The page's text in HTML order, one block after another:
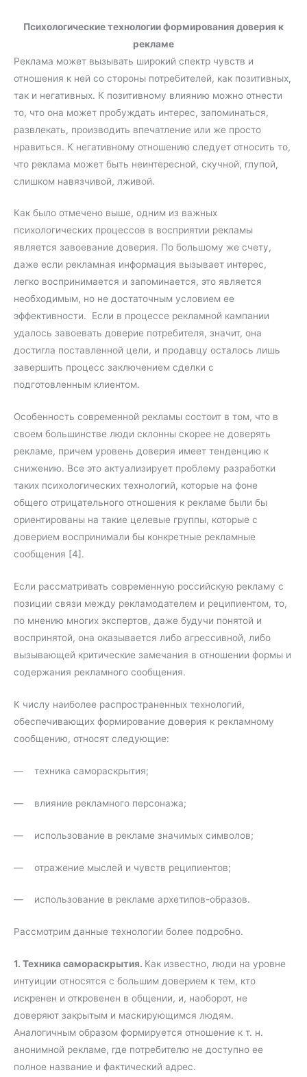
Психологические технологии формирования доверия к
рекламе
Реклама может вызывать широкий спектр чувств и
отношения к ней со стороны потребителей, как позитивных,
так и негативных. К позитивному влиянию можно отнести
то, что она может пробуждать интерес, запоминаться,
развлекать, производить впечатление или же просто
нравиться. К негативному отношению следует относить то,
что реклама может быть неинтересной, скучной, глупой,
слишком навязчивой, лживой.
Как было отмечено выше, одним из важных
психологических процессов в восприятии рекламы
является завоевание доверия. По большому же счету,
даже если рекламная информация вызывает интерес,
легко воспринимается и запоминается, это является
необходимым, но не достаточным условием ее
эффективности. Если в процессе рекламной кампании
удалось завоевать доверие потребителя, значит, она
достигла поставленной цели, и продавцу осталось лишь
завершить процесс заключением сделки с
подготовленным клиентом.
Особенность современной рекламы состоит в том, что в
своем большинстве люди склонны скорее не доверять
рекламе, причем уровень доверия имеет тенденцию к
снижению. Все это актуализирует проблему разработки
таких психологических технологий, которые на фоне
общего отрицательного отношения к рекламе были бы
ориентированы на такие целевые группы, которые с
доверием воспринимали бы конкретные рекламные
сообщения [4].
Если рассматривать современную российскую рекламу с
позиции связи между рекламодателем и реципиентом, то,
по мнению многих экспертов, даже будучи понятой и
воспринятой, она оказывается либо агрессивной, либо
вызывающей критические замечания в отношении формы и
содержания рекламного сообщения.
К числу наиболее распространенных технологий,
обеспечивающих формирование доверия к рекламному
сообщению, относят следующие:
— техника самораскрытия;
— влияние рекламного персонажа;
— использование в рекламе значимых символов;
— отражение мыслей и чувств реципиентов;
— использование в рекламе архетипов-образов.
Рассмотрим данные технологии более подробно.
1. Техника самораскрытия. Как известно, люди на уровне
интуиции относятся с большим доверием к тем, кто
искренен и откровенен в общении, и, наоборот, не
доверяют закрытым и маскирующимся людям.
Аналогичным образом формируется отношение к т. н.
анонимной рекламе, где потребителю не доступно ее
полное название и фактический адрес.